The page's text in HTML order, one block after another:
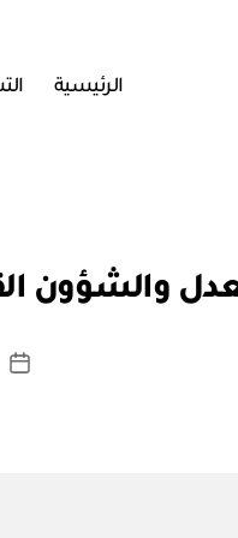
الرئيسية
والشؤون